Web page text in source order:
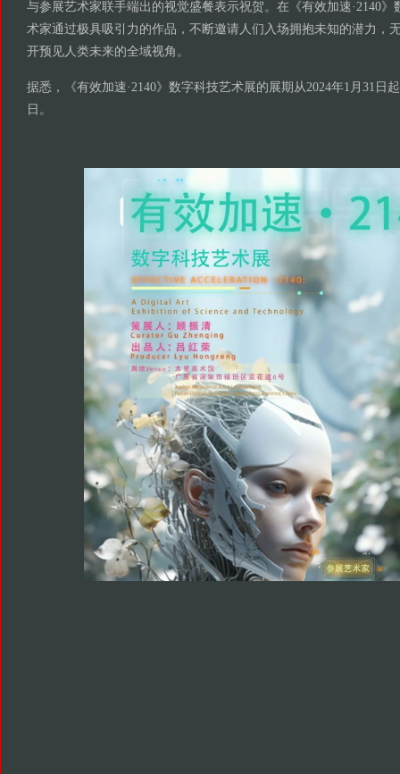
与参展艺术家联手端出的视觉盛餐表示祝贺。在《有效加速·2140
术家通过极具吸引力的作品，不断邀请人们入场拥抱未知的潜力，
开预见人类未来的全域视角。
据悉，《有效加速·2140》数字科技艺术展的展期从2024年1月31日
日。